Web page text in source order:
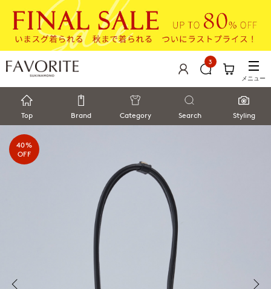
3
メニュー
Top Brand Category Search Styling
40%
OFF